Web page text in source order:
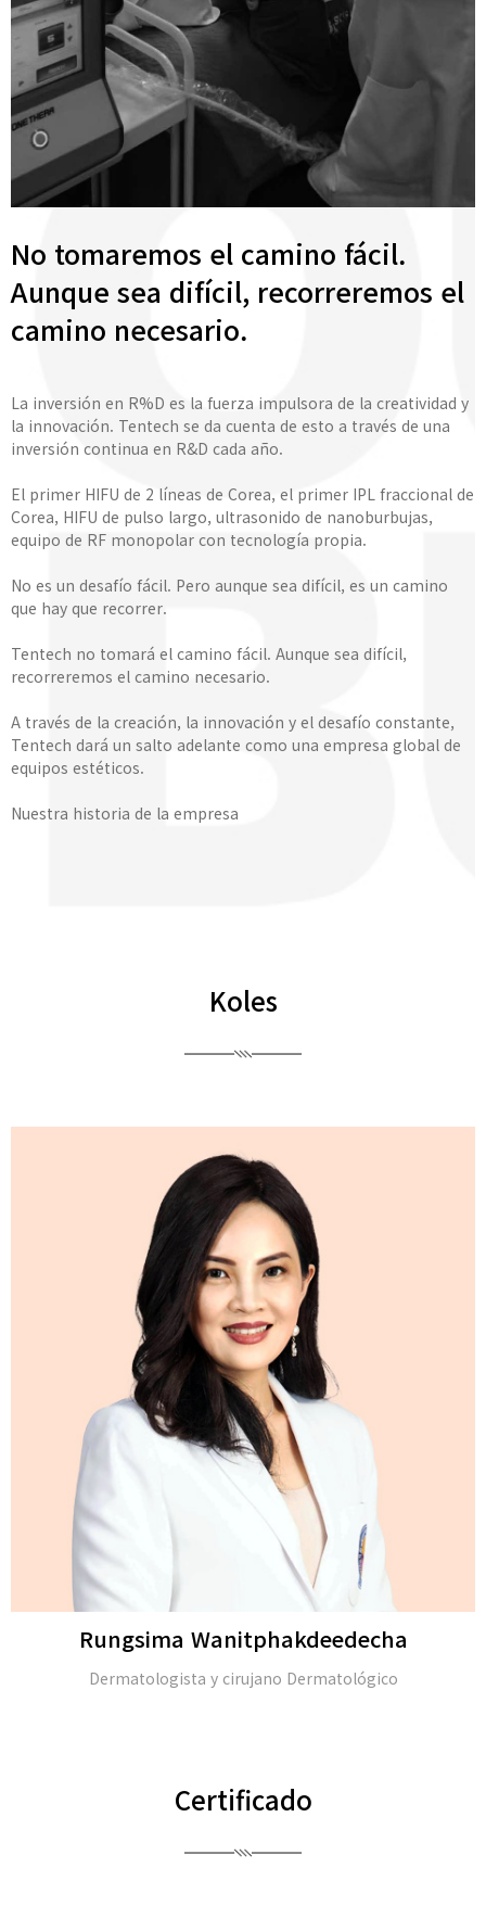
No tomaremos el camino fácil.
Aunque sea difícil, recorreremos el
camino necesario.
La inversión en R%D es la fuerza impulsora de la creatividad y
la innovación. Tentech se da cuenta de esto a través de una
inversión continua en R&D cada año.
El primer HIFU de 2 líneas de Corea, el primer IPL fraccional de
Corea, HIFU de pulso largo, ultrasonido de nanoburbujas,
equipo de RF monopolar con tecnología propia.
No es un desafío fácil. Pero aunque sea difícil, es un camino
que hay que recorrer.
Tentech no tomará el camino fácil. Aunque sea difícil,
recorreremos el camino necesario.
A través de la creación, la innovación y el desafío constante,
Tentech dará un salto adelante como una empresa global de
equipos estéticos.
Nuestra historia de la empresa
Koles
Rungsima Wanitphakdeedecha
Dermatologista y cirujano Dermatológico
Certificado